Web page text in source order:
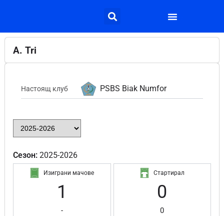
A. Tri
Настоящ клуб PSBS Biak Numfor
Сезон: 2025-2026
Изиграни мачове
1
-
Стартирал
0
0